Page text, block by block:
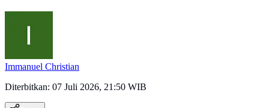
Immanuel Christian
Diterbitkan: 07 Juli 2026, 21:50 WIB